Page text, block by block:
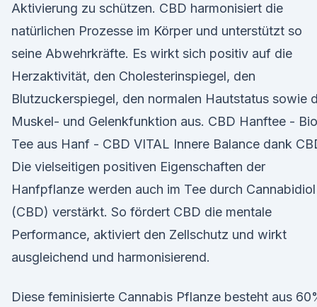
Aktivierung zu schützen. CBD harmonisiert die
natürlichen Prozesse im Körper und unterstützt so
seine Abwehrkräfte. Es wirkt sich positiv auf die
Herzaktivität, den Cholesterinspiegel, den
Blutzuckerspiegel, den normalen Hautstatus sowie
Muskel- und Gelenkfunktion aus. CBD Hanftee - Bio
Tee aus Hanf - CBD VITAL Innere Balance dank
Die vielseitigen positiven Eigenschaften der
Hanfpflanze werden auch im Tee durch Cannabidiol
(CBD) verstärkt. So fördert CBD die mentale
Performance, aktiviert den Zellschutz und wirkt
ausgleichend und harmonisierend.
Diese feminisierte Cannabis Pflanze besteht aus